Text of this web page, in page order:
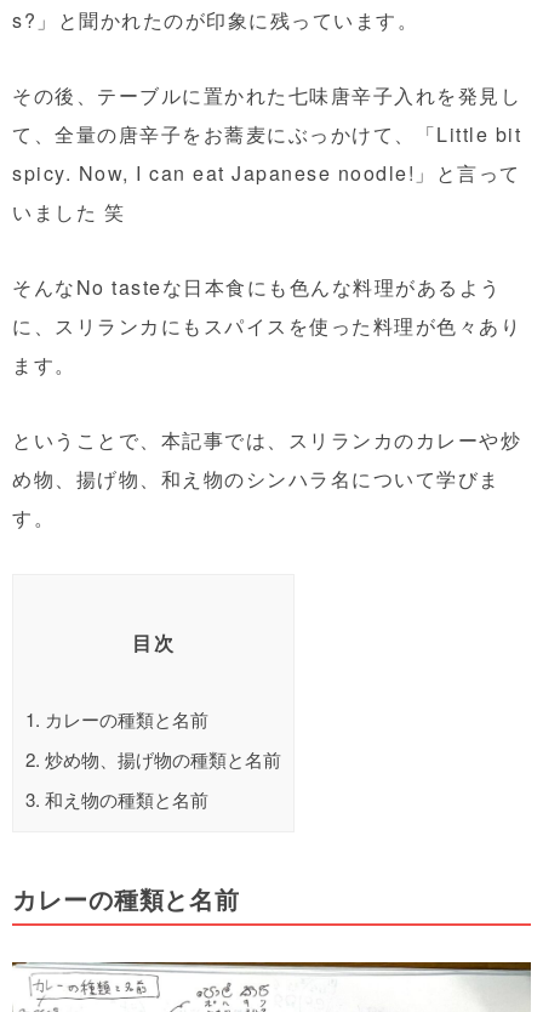
s?」と聞かれたのが印象に残っています。
その後、テーブルに置かれた七味唐辛子入れを発見し
て、全量の唐辛子をお蕎麦にぶっかけて、「Little bit
spicy. Now, I can eat Japanese noodle!」と言って
いました 笑
そんなNo tasteな日本食にも色んな料理があるよう
に、スリランカにもスパイスを使った料理が色々あり
ます。
ということで、本記事では、スリランカのカレーや炒
め物、揚げ物、和え物のシンハラ名について学びま
す。
目次
1. カレーの種類と名前
2. 炒め物、揚げ物の種類と名前
3. 和え物の種類と名前
カレーの種類と名前